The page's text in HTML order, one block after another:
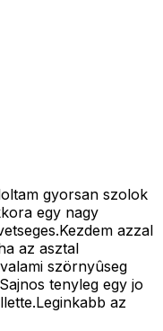
gyorsan szolok
egy nagy
azzal
az asztal
szörnyûseg
tenyleg egy jo
az